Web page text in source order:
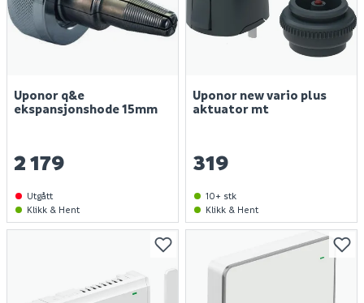
Uponor q&e
ekspansjonshode 15mm
2 179
Utgått
Klikk & Hent
Uponor new vario plus
aktuator mt
319
10+ stk
Klikk & Hent